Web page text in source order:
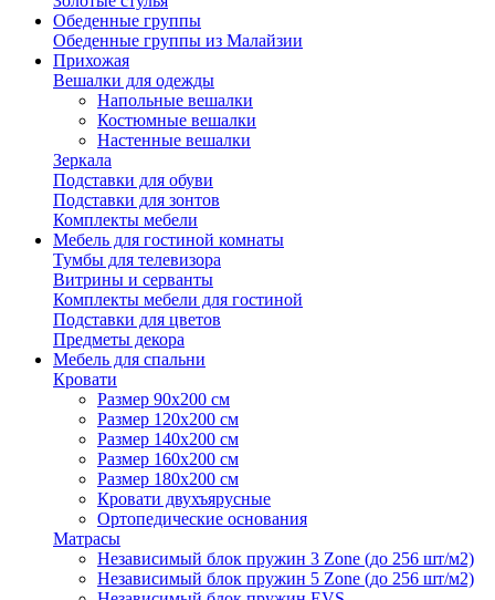
Обеденные группы
Обеденные группы из Малайзии
Прихожая
Вешалки для одежды
Напольные вешалки
Костюмные вешалки
Настенные вешалки
Зеркала
Подставки для обуви
Подставки для зонтов
Комплекты мебели
Мебель для гостиной комнаты
Тумбы для телевизора
Витрины и серванты
Комплекты мебели для гостиной
Подставки для цветов
Предметы декора
Мебель для спальни
Кровати
Размер 90х200 см
Размер 120х200 см
Размер 140х200 см
Размер 160х200 см
Размер 180х200 см
Кровати двухъярусные
Ортопедические основания
Матрасы
Независимый блок пружин 3 Zone (до 256 шт/м2)
Независимый блок пружин 5 Zone (до 256 шт/м2)